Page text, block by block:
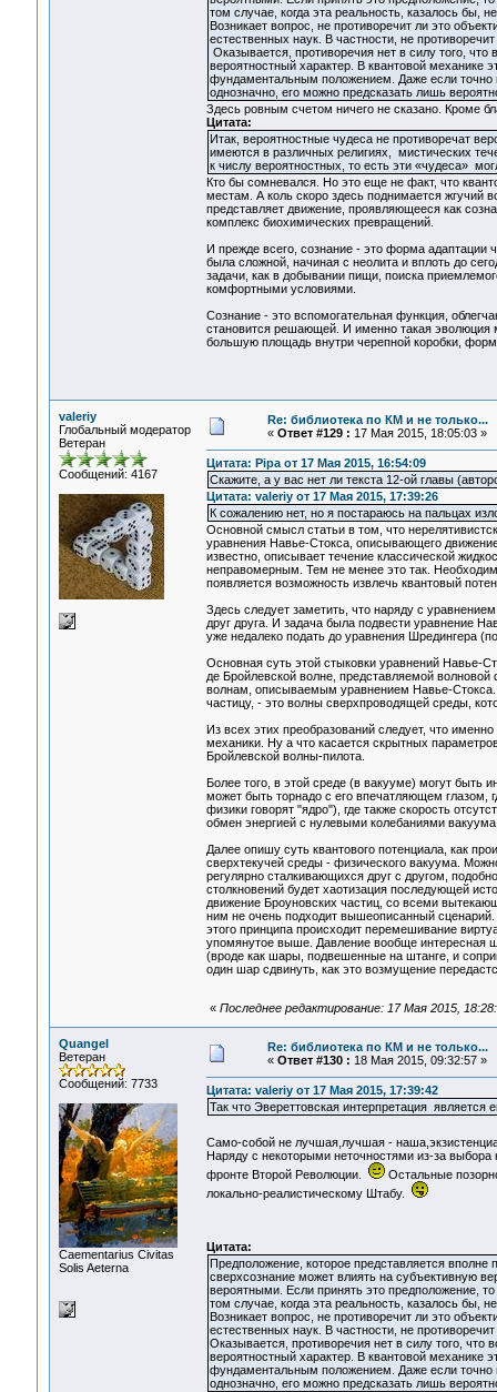
том случае, когда эта реальность, казалось бы,
Возникает вопрос, не противоречит ли это
естественных наук. В частности, не
Оказывается, противоречия нет в силу того,
вероятностный характер. В квантовой механике
фундаментальным положением. Даже если точно
однозначно, его можно предсказать лишь
Здесь ровным счетом ничего не сказано. Кроме
Цитата:
Итак, вероятностные чудеса не противоречат
имеются в различных религиях, мистических
к числу вероятностных, то есть эти «чудеса»
Кто бы сомневался. Но это еще не факт, что
местам. А коль скоро здесь поднимается жгучий
представляет движение, проявляющееся как
комплекс биохимических превращений.
И прежде всего, сознание - это форма адаптации
была сложной, начиная с неолита и вплоть до
задачи, как в добывании пищи, поиска
комфортными условиями.
Сознание - это вспомогательная функция,
становится решающей. И именно такая эволюция
большую площадь внутри черепной коробки,
valeriy
Глобальный модератор
Ветеран
Сообщений: 4167
Re: библиотека по КМ и не только...
« Ответ #129 : 17 Мая 2015, 18:05:03 »
Цитата: Pipa от 17 Мая 2015, 16:54:09
Скажите, а у вас нет ли текста 12-ой главы
Цитата: valeriy от 17 Мая 2015, 17:39:26
К сожалению нет, но я постараюсь на пальцах
Основной смысл статьи в том, что
уравнения Навье-Стокса, описывающего
известно, описывает течение классической
неправомерным. Тем не менее это так.
появляется возможность извлечь квантовый
Здесь следует заметить, что наряду с
друг друга. И задача была подвести уравнение
уже недалеко подать до уравнения Шредингера
Основная суть этой стыковки уравнений Навье-
де Бройлевской волне, представляемой
волнам, описываемым уравнением Навье-
частицу, - это волны сверхпроводящей среды,
Из всех этих преобразований следует, что
механики. Ну а что касается скрытных
Бройлевской волны-пилота.
Более того, в этой среде (в вакууме) могут быть
может быть торнадо с его впечатляющем глазом,
физики говорят "ядро"), где также скорость
обмен энергией с нулевыми колебаниями
Далее опишу суть квантового потенциала, как
сверхтекучей среды - физического вакуума.
регулярно сталкивающихся друг с другом,
столкновений будет хаотизация последующей
движение Броуновских частиц, со всеми
ним не очень подходит вышеописанный сценарий.
этого принципа происходит перемешивание
упомянутое выше. Давление вообще интересная
(вроде как шары, подвешенные на штанге, и
один шар сдвинуть, как это возмущение
« Последнее редактирование: 17 Мая 2015,
Quangel
Ветеран
Сообщений: 7733
Сaementarius Civitas
Solis Aeterna
Re: библиотека по КМ и не только...
« Ответ #130 : 18 Мая 2015, 09:32:57 »
Цитата: valeriy от 17 Мая 2015, 17:39:42
Так что Эвереттовская интерпретация
Само-собой не лучшая,лучшая -
Наряду с некоторыми неточностями из-за
фронте Второй Революции.
Остальные
локально-реалистическому Штабу.
Цитата:
Предположение, которое представляется
сверхсознание может влиять на субъективную
вероятными. Если принять это предположение,
том случае, когда эта реальность, казалось бы,
Возникает вопрос, не противоречит ли это
естественных наук. В частности, не
Оказывается, противоречия нет в силу того,
вероятностный характер. В квантовой механике
фундаментальным положением. Даже если точно
однозначно, его можно предсказать лишь